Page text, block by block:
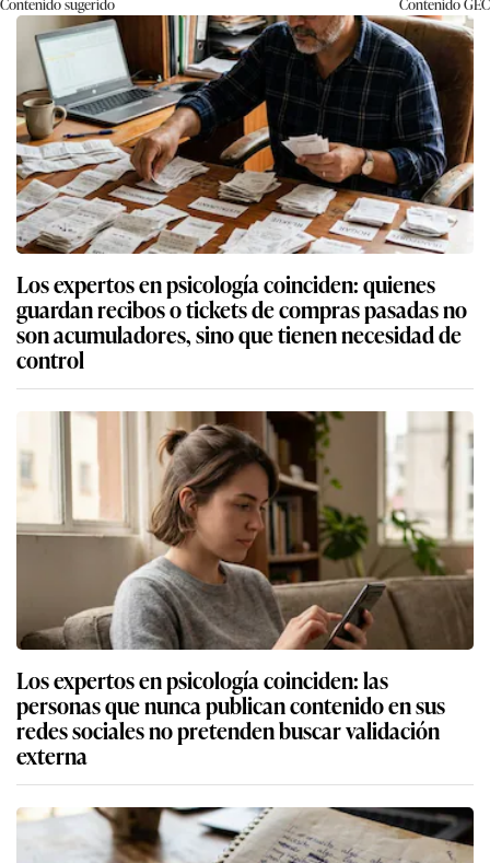
Los expertos en psicología coinciden: quienes
guardan recibos o tickets de compras pasadas no
son acumuladores, sino que tienen necesidad de
control
Los expertos en psicología coinciden: las
personas que nunca publican contenido en sus
redes sociales no pretenden buscar validación
externa